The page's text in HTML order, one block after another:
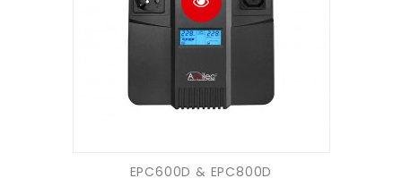
EPC600D & EPC800D